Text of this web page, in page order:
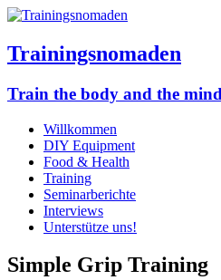
Trainingsnomaden
Train the body and the
Willkommen
DIY Equipment
Food & Health
Training
Seminarberichte
Interviews
Unterstütze uns!
Simple Grip Training